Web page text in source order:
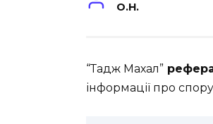
O.H.
“Тадж Махал”
інформації про